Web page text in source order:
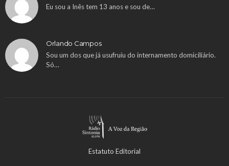
Eu sou a Inês tem 13 anos e sou de…
Orlando Campos
Sou um dos que já usufruiu do internamento domiciliário.
Só…
Estatuto Editorial